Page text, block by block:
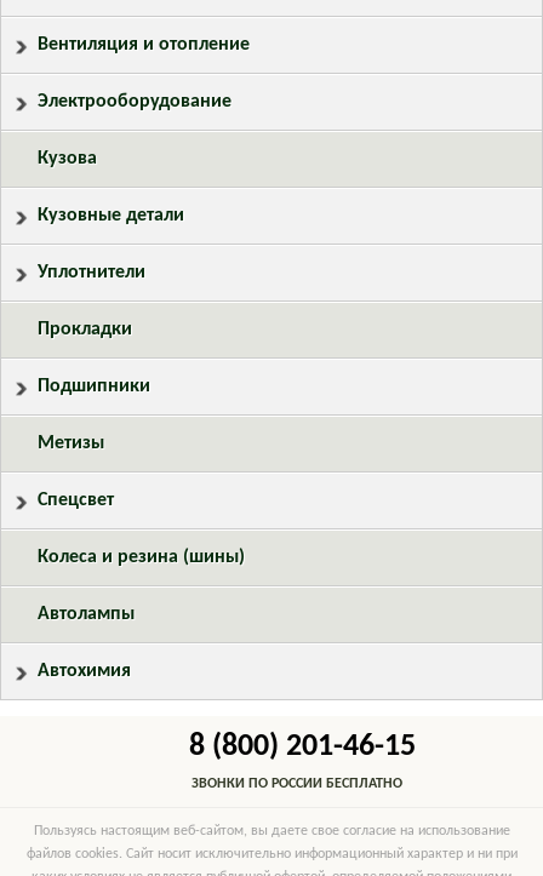
Вентиляция и отопление
Электрооборудование
Кузова
Кузовные детали
Уплотнители
Прокладки
Подшипники
Метизы
Спецсвет
Колеса и резина (шины)
Автолампы
Автохимия
8 (800) 201-46-15
ЗВОНКИ ПО РОССИИ БЕСПЛАТНО
Пользуясь настоящим веб-сайтом, вы даете свое согласие на использование
файлов cookies. Сайт носит исключительно информационный характер и ни при